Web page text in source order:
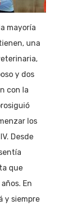
mayoría
una
y dos
con la
los
Desde
que
En
y siempre